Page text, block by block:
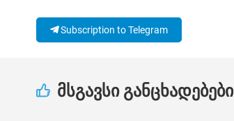
Subscription to Telegram
მსგავსი განცხადებები